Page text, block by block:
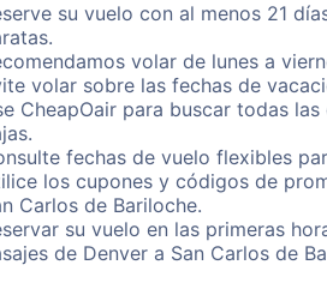
su vuelo con al menos 21
volar de lunes a
volar sobre las fechas de
CheapOair para buscar todas
fechas de vuelo flexibles
los cupones y códigos de
Carlos de Bariloche.
su vuelo en las primeras
de Denver a San Carlos de